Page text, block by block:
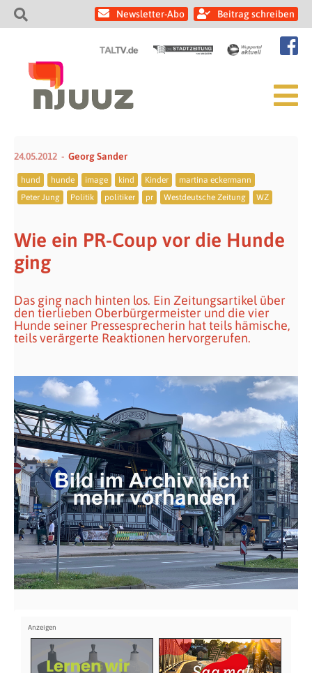
Newsletter-Abo Beitrag schreiben
24.05.2012 Georg Sander
hund hunde image kind Kinder
martina eckermann
Peter Jung
Politik politiker pr Westdeutsche Zeitung WZ
Wie ein PR-Coup vor die Hunde
ging
Das ging nach hinten los. Ein Zeitungsartikel über
den tierlieben Oberbürgermeister und die vier
Hunde seiner Pressesprecherin hat teils hämische,
teils verärgerte Reaktionen hervorgerufen.